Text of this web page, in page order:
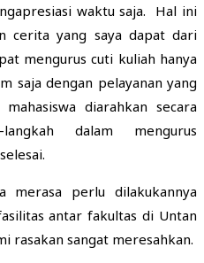
waktu saja. Hal ini
cerita yang saya dapat dari
mengurus cuti kuliah hanya
saja dengan pelayanan yang
diarahkan secara
dalam mengurus
merasa perlu dilakukannya
antar fakultas di Untan
rasakan sangat meresahkan.